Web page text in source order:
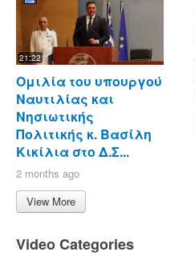
21:22
Ομιλία του υπουργού
Ναυτιλίας και
Νησιωτικής
Πολιτικής κ. Βασίλη
Κικίλια στο Δ.Σ...
2 months ago
View More
Video Categories